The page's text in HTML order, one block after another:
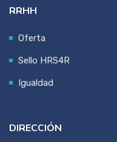
RRHH
Oferta
Sello HRS4R
Igualdad
DIRECCIÓN